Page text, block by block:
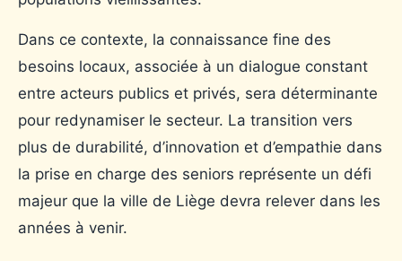
Dans ce contexte, la connaissance fine des
besoins locaux, associée à un dialogue constant
entre acteurs publics et privés, sera déterminante
pour redynamiser le secteur. La transition vers
plus de durabilité, d’innovation et d’empathie dans
la prise en charge des seniors représente un défi
majeur que la ville de Liège devra relever dans les
années à venir.